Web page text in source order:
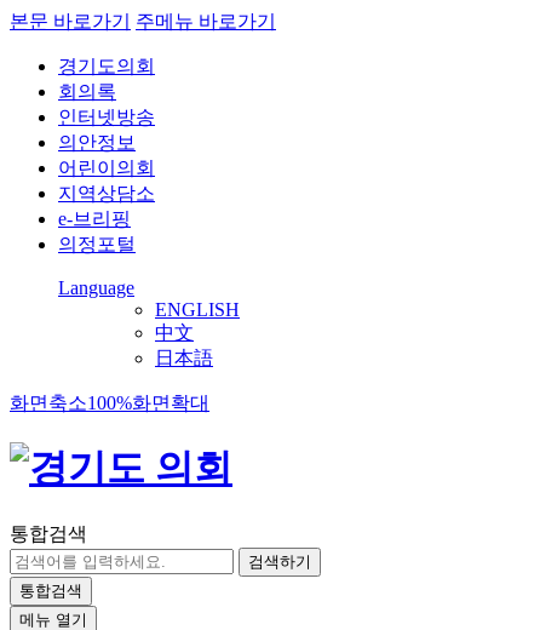
본문 바로가기 주메뉴 바로가기
경기도의회
회의록
인터넷방송
의안정보
어린이의회
지역상담소
e-브리핑
의정포털
Language
ENGLISH
中文
日本語
화면축소100%화면확대
통합검색
검색하기
통합검색
메뉴 열기